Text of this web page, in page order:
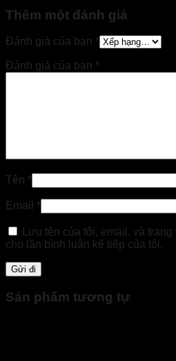
Thêm một đánh giá
Đánh giá của bạn *
Đánh giá của bạn *
Tên *
Email *
Lưu tên của tôi, email, và
cho lần bình luận kế tiếp của tôi.
Sản phẩm tương tự